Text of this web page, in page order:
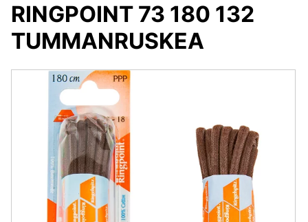
RINGPOINT 73 180 132
TUMMANRUSKEA